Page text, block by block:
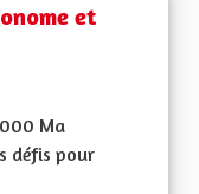
et
Ma
défis pour